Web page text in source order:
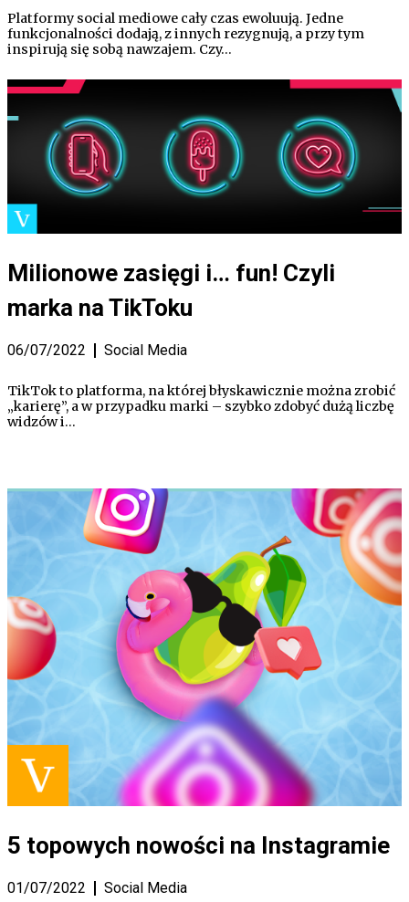
Platformy social mediowe cały czas ewoluują. Jedne
funkcjonalności dodają, z innych rezygnują, a przy tym
inspirują się sobą nawzajem. Czy…
Milionowe zasięgi i… fun! Czyli
marka na TikToku
06/07/2022 Social Media
TikTok to platforma, na której błyskawicznie można zrobić
„karierę”, a w przypadku marki – szybko zdobyć dużą liczbę
widzów i…
5 topowych nowości na Instagramie
01/07/2022 Social Media